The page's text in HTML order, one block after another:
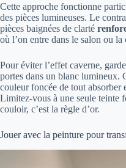
Cette approche fonctionne
des pièces lumineuses. Le
pièces baignées de clarté
où l’on entre dans le salon ou la
Pour éviter l’effet caverne,
portes dans un blanc lumineux.
couleur foncée de tout absorber
Limitez-vous à une seule teinte
couloir, c’est la règle d’or.
Jouer avec la peinture pour